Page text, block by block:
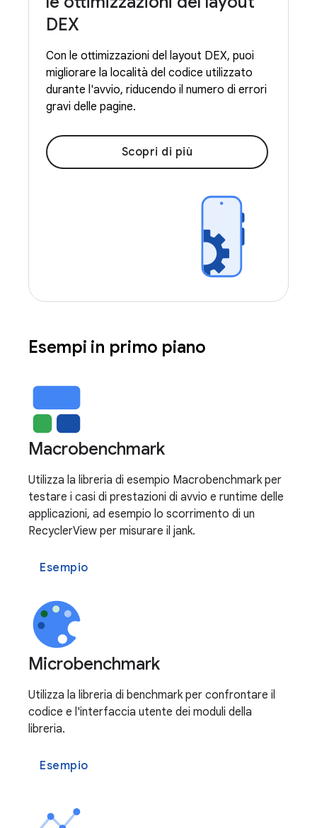
DEX
Con le ottimizzazioni del layout DEX, puoi
migliorare la località del codice utilizzato
durante l'avvio, riducendo il numero di errori
gravi delle pagine.
Scopri di più
Esempi in primo piano
Macrobenchmark
Utilizza la libreria di esempio Macrobenchmark per
testare i casi di prestazioni di avvio e runtime delle
applicazioni, ad esempio lo scorrimento di un
RecyclerView per misurare il jank.
Esempio
Microbenchmark
Utilizza la libreria di benchmark per confrontare il
codice e l'interfaccia utente dei moduli della
libreria.
Esempio